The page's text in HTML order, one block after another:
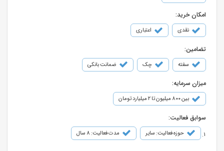
امکان خرید:
نقدی اعتباری
تضامین:
سفته چک ضمانت بانکی
میزان سرمایه:
بین ۸۰۰ میلیون تا ۲ میلیارد تومان
سوابق فعالیت:
حوزه فعالیت: سایر مدت فعالیت: 8 سال